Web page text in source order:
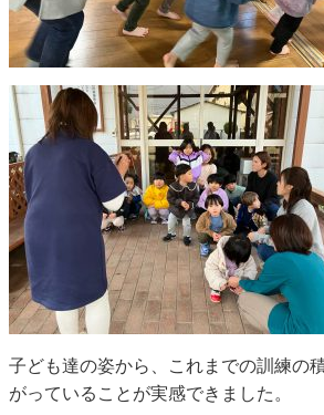
子ども達の姿から、これまでの訓練の
がっていることが実感できました。